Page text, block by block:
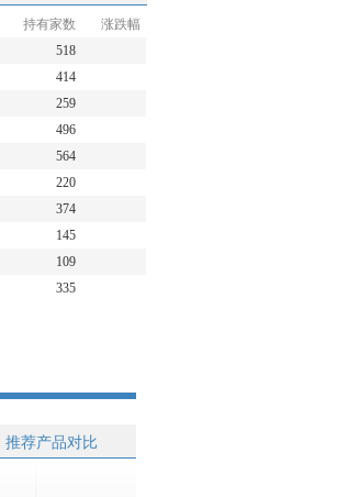
持有家数
涨跌幅
518
414
259
496
564
220
374
145
109
335
推荐产品对比